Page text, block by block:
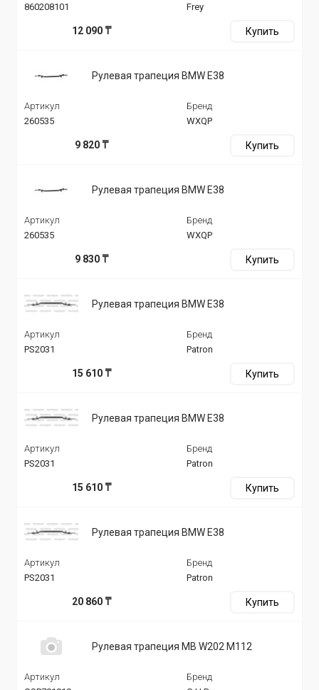
860208101
Frey
12 090 ₸ Купить
Рулевая трапеция BMW E38
Артикул
260535
Бренд
WXQP
9 820 ₸ Купить
Рулевая трапеция BMW E38
Артикул
260535
Бренд
WXQP
9 830 ₸ Купить
Рулевая трапеция BMW E38
Артикул
PS2031
Бренд
Patron
15 610 ₸ Купить
Рулевая трапеция BMW E38
Артикул
PS2031
Бренд
Patron
15 610 ₸ Купить
Рулевая трапеция BMW E38
Артикул
PS2031
Бренд
Patron
20 860 ₸ Купить
Рулевая трапеция MB W202 M112
Артикул
Бренд